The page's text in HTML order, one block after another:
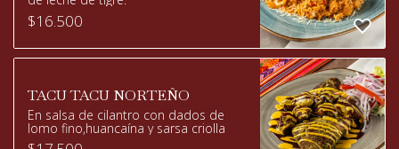
$16.500
TACU TACU NORTEÑO
En salsa de cilantro con dados de
lomo fino,huancaína y sarsa criolla